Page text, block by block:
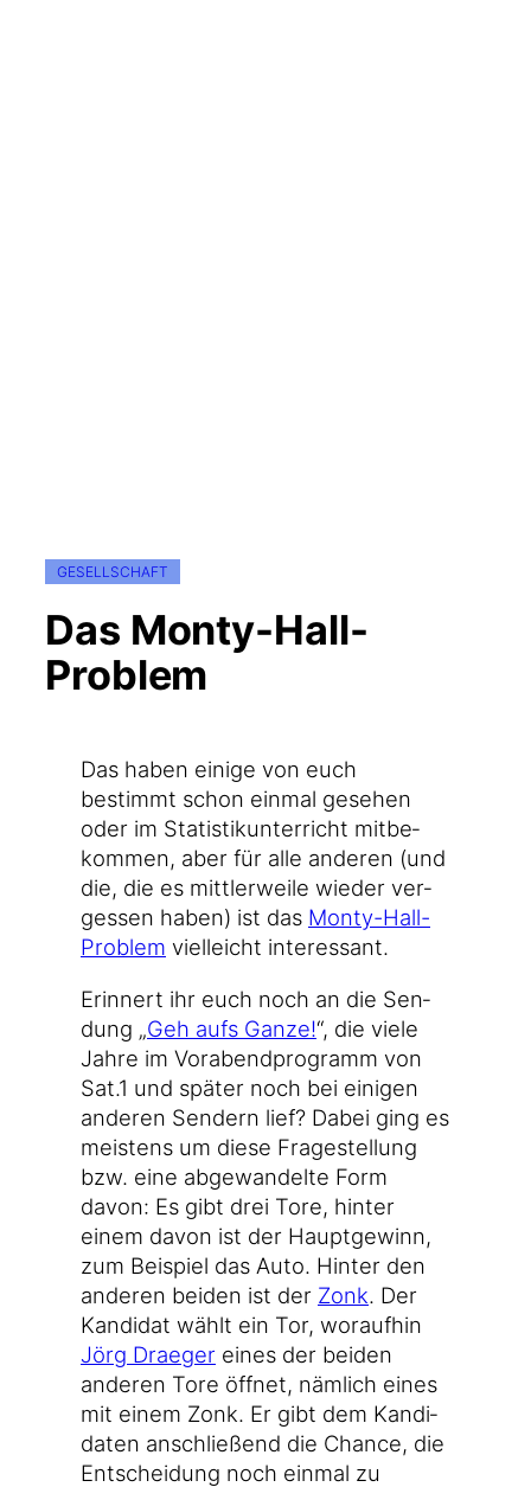
GESELLSCHAFT
Das Monty-Hall-
Problem
Das haben eini­ge von euch
bestimmt schon ein­mal gese­hen
oder im Sta­tis­tik­un­ter­richt mit­be­
kom­men, aber für alle ande­ren (und
die, die es mitt­ler­wei­le wie­der ver­
ges­sen haben) ist das Monty-Hall-
Problem viel­leicht interessant.
Erin­nert ihr euch noch an die Sen­
dung „Geh aufs Gan­ze!“, die vie­le
Jah­re im Vor­abend­pro­gramm von
Sat.1 und spä­ter noch bei eini­gen
ande­ren Sen­dern lief? Dabei ging es
meis­tens um die­se Fra­ge­stel­lung
bzw. eine abge­wan­del­te Form
davon: Es gibt drei Tore, hin­ter
einem davon ist der Haupt­ge­winn,
zum Bei­spiel das Auto. Hin­ter den
ande­ren bei­den ist der Zonk. Der
Kan­di­dat wählt ein Tor, wor­auf­hin
Jörg Drae­ger eines der bei­den
ande­ren Tore öff­net, näm­lich eines
mit einem Zonk. Er gibt dem Kan­di­
da­ten anschlie­ßend die Chan­ce, die
Ent­schei­dung noch ein­mal zu